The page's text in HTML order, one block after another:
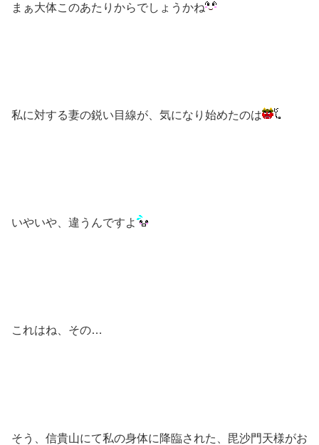
まぁ大体このあたりからでしょうかね
私に対する妻の鋭い目線が、気になり始めたのは
いやいや、違うんですよ
これはね、その…
そう、 信貴山にて私の身体に降臨された、 毘沙門天様がお